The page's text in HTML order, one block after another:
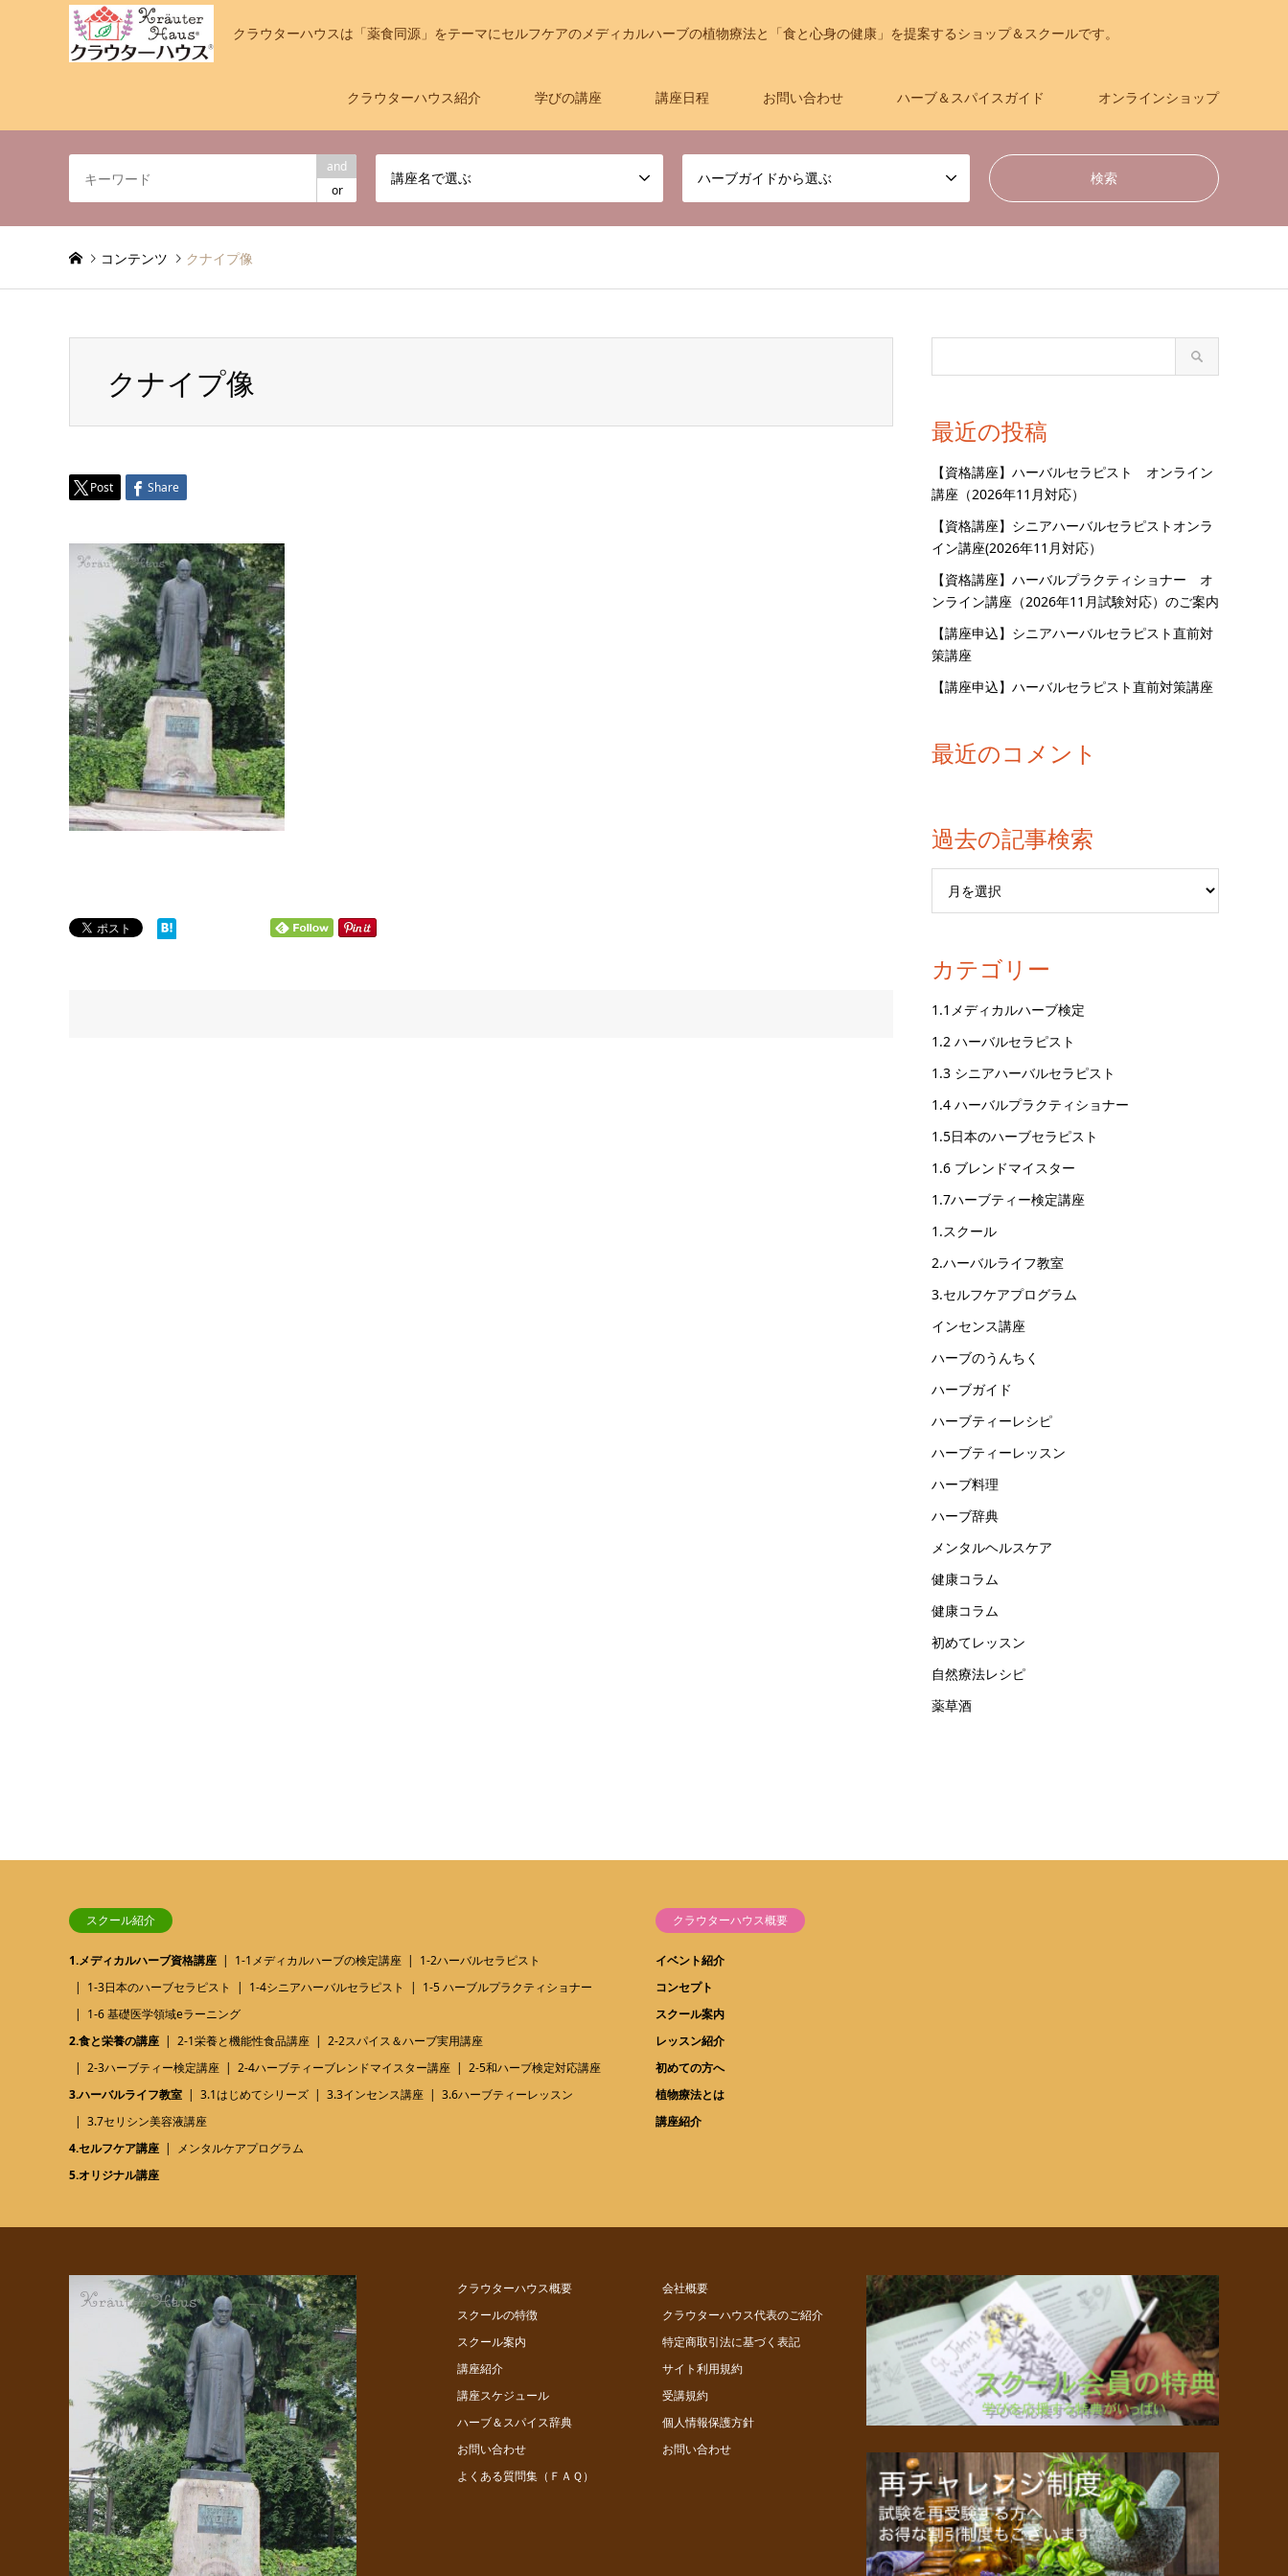
クラウターハウスは「薬食同源」をテーマにセルフケアのメディカルハーブの植物療法と「食と心身の健康」を提案するショップ＆スクールです。
クラウターハウス紹介 学びの講座 講座日程 お問い合わせ ハーブ＆スパイスガイド オンラインショップ
and
or
講座名で選ぶ ハーブガイドから選ぶ
コンテンツ クナイプ像
クナイプ像
Post Share
最近の投稿
【資格講座】ハーバルセラピスト オンライン
講座（2026年11月対応）
【資格講座】シニアハーバルセラピストオンラ
イン講座(2026年11月対応）
【資格講座】ハーバルプラクティショナー オ
ンライン講座（2026年11月試験対応）のご案内
【講座申込】シニアハーバルセラピスト直前対
策講座
【講座申込】ハーバルセラピスト直前対策講座
最近のコメント
過去の記事検索
カテゴリー
1.1メディカルハーブ検定
1.2 ハーバルセラピスト
1.3 シニアハーバルセラピスト
1.4 ハーバルプラクティショナー
1.5日本のハーブセラピスト
1.6 ブレンドマイスター
1.7ハーブティー検定講座
1.スクール
2.ハーバルライフ教室
3.セルフケアプログラム
インセンス講座
ハーブのうんちく
ハーブガイド
ハーブティーレシピ
ハーブティーレッスン
ハーブ料理
ハーブ辞典
メンタルヘルスケア
健康コラム
健康コラム
初めてレッスン
自然療法レシピ
薬草酒
スクール紹介
1.メディカルハーブ資格講座 1-1メディカルハーブの検定講座
1-2ハーバルセラピスト
1-3日本のハーブセラピスト
1-4シニアハーバルセラピスト
1-5 ハーブルプラクティショナー
1-6 基礎医学領域eラーニング
2.食と栄養の講座
2-1栄養と機能性食品講座
2-2スパイス＆ハーブ実用講座
2-3ハーブティー検定講座
2-4ハーブティーブレンドマイスター講座
2-5和ハーブ検定対応講座
3.ハーバルライフ教室
3.1はじめてシリーズ 3.3インセンス講座
3.6ハーブティーレッスン
3.7セリシン美容液講座
4.セルフケア講座
メンタルケアプログラム
5.オリジナル講座
クラウターハウス概要
イベント紹介
コンセプト
スクール案内
レッスン紹介
初めての方へ
植物療法とは
講座紹介
クラウターハウス概要
スクールの特徴
スクール案内
講座紹介
講座スケジュール
ハーブ＆スパイス辞典
お問い合わせ
よくある質問集（ＦＡＱ）
会社概要
クラウターハウス代表のご紹介
特定商取引法に基づく表記
サイト利用規約
受講規約
個人情報保護方針
お問い合わせ